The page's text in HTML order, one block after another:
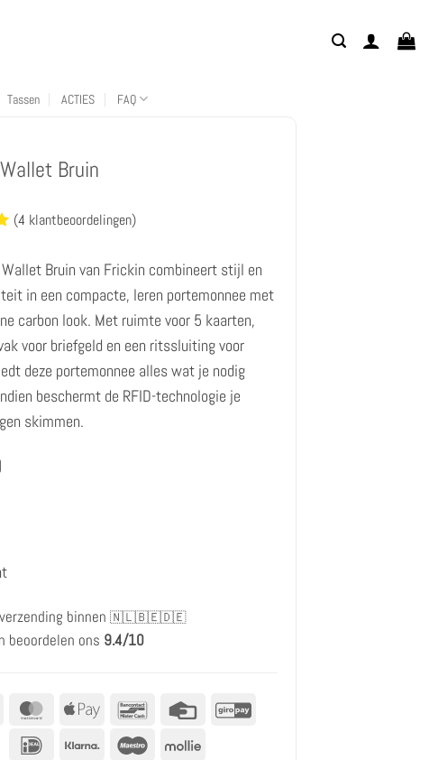
Tassen ACTIES FAQ
Bruin
(4 klantbeoordelingen)
Wallet Bruin van Frickin combineert stijl en
in een compacte, leren portemonnee met
carbon look. Met ruimte voor 5 kaarten,
voor briefgeld en een ritssluiting voor
deze portemonnee alles wat je nodig
beschermt de RFID-technologie je
skimmen.
verzending binnen 🇳🇱🇧🇪🇩🇪
beoordelen ons 9.4/10
MasterCard
Apple
betalen
BancontactCreditcardGiroPay
IDeal
Klarna MaestroMollie